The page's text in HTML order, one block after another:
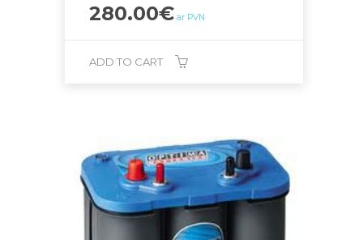
280.00€ ar PVN
ADD TO CART